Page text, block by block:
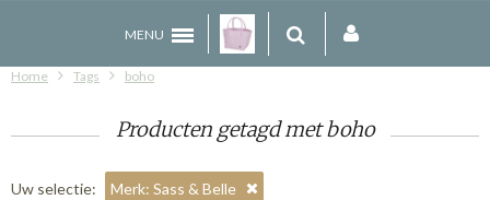
MENU
Home Tags boho
Producten getagd met boho
Uw selectie: Merk: Sass & Belle